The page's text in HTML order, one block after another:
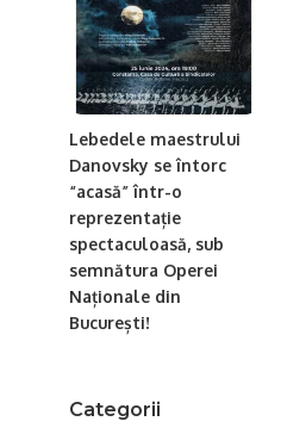
Lebedele maestrului
Danovsky se întorc
“acasă” într-o
reprezentație
spectaculoasă, sub
semnătura Operei
Naționale din
București!
Categorii